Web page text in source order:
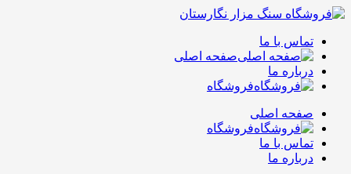
تماس با ما
صفحه اصلی
درباره ما
فروشگاه
صفحه اصلی
فروشگاه
تماس با ما
درباره ما